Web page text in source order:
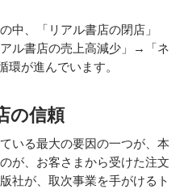
中、「リアル書店の閉店」
ル書店の売上高減少」→「ネ
が進んでいます。
の信頼
いる最大の要因の一つが、本
が、お客さまから受けた注文
社が、取次事業を手がけるト